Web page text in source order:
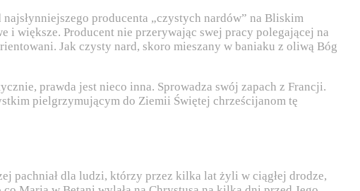
producenta „czystych nardów” na Bliskim
większe. Producent nie przerywając swej pracy polegającej na
Jak czysty nard, skoro mieszany w baniaku z oliwą Bóg
prawda jest nieco inna. Sprowadza swój zapach z Francji.
pielgrzymującym do Ziemii Świętej chrześcijanom tę
pachniał dla ludzi, którzy przez kilka lat żyli w ciągłej drodze,